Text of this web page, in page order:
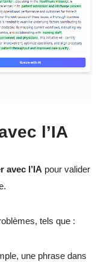
l’IA
avec l’IA pour valider
tels que :
une phrase dans